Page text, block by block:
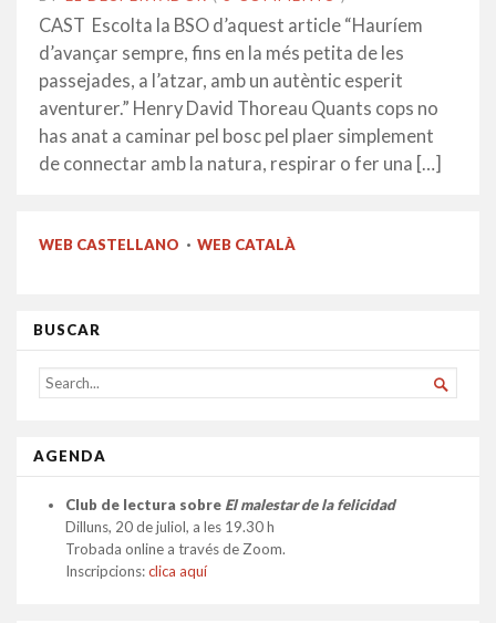
OCTUBRE
2021
CAST Escolta la BSO d’aquest article “Hauríem
d’avançar sempre, fins en la més petita de les
passejades, a l’atzar, amb un autèntic esperit
aventurer.” Henry David Thoreau Quants cops no
has anat a caminar pel bosc pel plaer simplement
de connectar amb la natura, respirar o fer una […]
WEB CASTELLANO · WEB CATALÀ
BUSCAR
SEARCH
FOR...

AGENDA
Club de lectura sobre El malestar de la felicidad
Dilluns, 20 de juliol, a les 19.30 h
Trobada online a través de Zoom.
Inscripcions:clica aquí